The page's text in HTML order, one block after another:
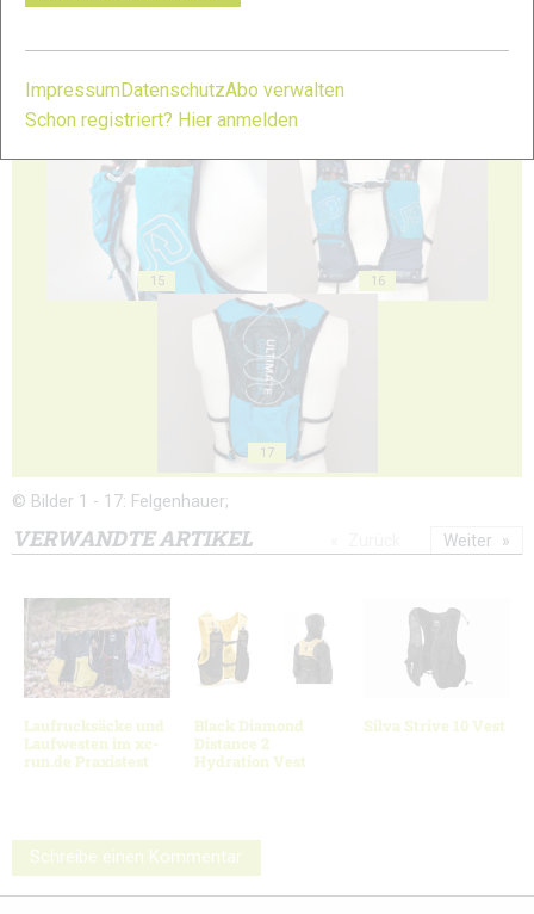
15 16
17
© Bilder 1 - 17: Felgenhauer;
VERWANDTE ARTIKEL
Laufrucksäcke und
Laufwesten im xc-
run.de Praxistest
Black Diamond
Distance 2
Hydration Vest
Silva Strive 10 Vest
Weiter
Schreibe einen Kommentar
ImpressumDatenschutzAbo verwalten
Schon registriert? Hier anmelden